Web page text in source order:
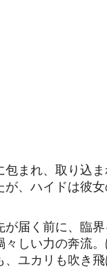
包まれ、取り込
が、ハイドは彼
届く前に、臨
々しい力の奔流
、ユカリも吹き